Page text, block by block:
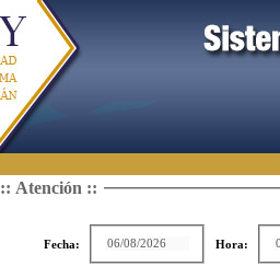
:: Atención ::
Fecha: Hora: